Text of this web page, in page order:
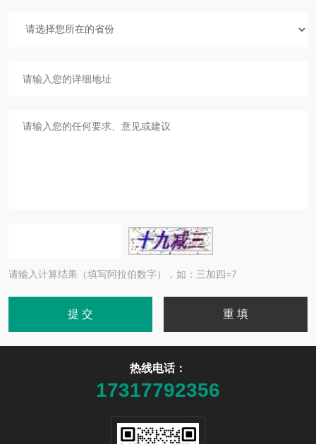
请输入计算结果（填写阿拉伯数字），如：三加四=7
热线电话：
17317792356